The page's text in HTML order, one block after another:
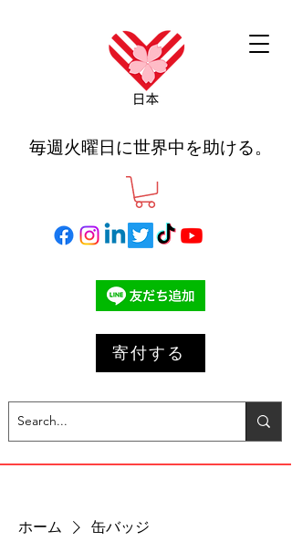
毎週火曜日に世界中を助ける。
寄付する
ホーム 缶バッジ